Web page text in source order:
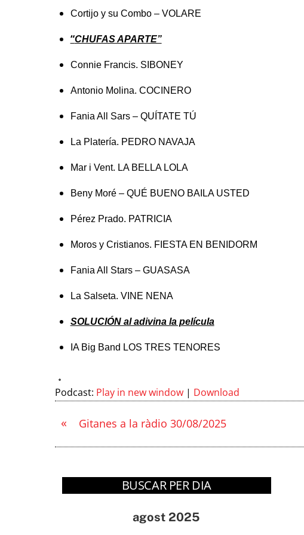
Cortijo y su Combo – VOLARE
“CHUFAS APARTE”
Connie Francis. SIBONEY
Antonio Molina. COCINERO
Fania All Sars – QUÍTATE TÚ
La Platería. PEDRO NAVAJA
Mar i Vent. LA BELLA LOLA
Beny Moré – QUÉ BUENO BAILA USTED
Pérez Prado. PATRICIA
Moros y Cristianos. FIESTA EN BENIDORM
Fania All Stars – GUASASA
La Salseta. VINE NENA
SOLUCIÓN al adivina la película
IA Big Band LOS TRES TENORES
Podcast: Play in new window | Download
« Gitanes a la ràdio 30/08/2025
BUSCAR PER DIA
agost 2025